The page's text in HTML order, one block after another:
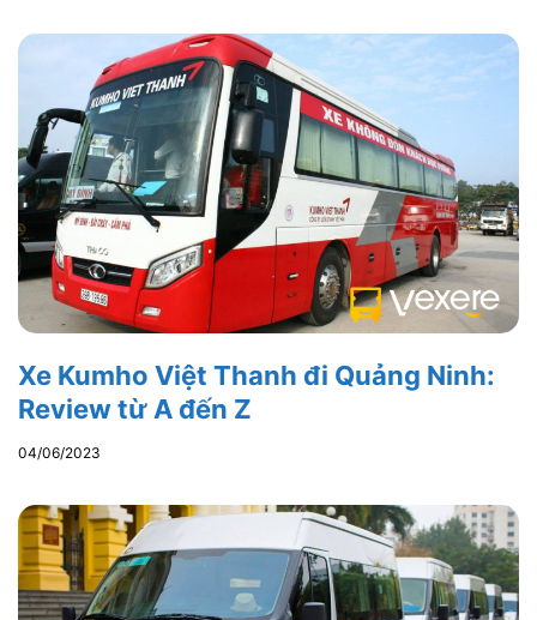
Xe Kumho Việt Thanh đi Quảng Ninh:
Review từ A đến Z
04/06/2023